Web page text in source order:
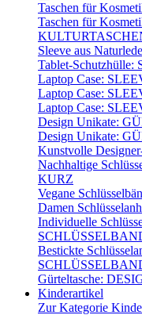
Taschen für
Taschen für
Sleeve aus
Tablet-Schutzhülle:
Laptop Case:
Laptop Case:
Laptop Case:
Design Unikate:
Design Unikate:
Kunstvolle
Nachhaltige
KURZ
Vegane
Damen
Individuelle
Bestickte
Gürteltasche:
Kinderartikel
Zur Kategorie